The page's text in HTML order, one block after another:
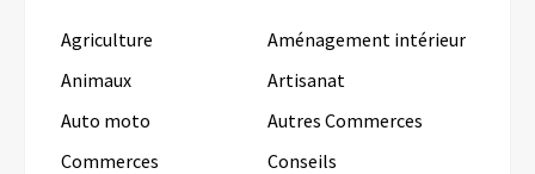
Agriculture
Aménagement intérieur
Animaux
Artisanat
Auto moto
Autres Commerces
Commerces
Conseils